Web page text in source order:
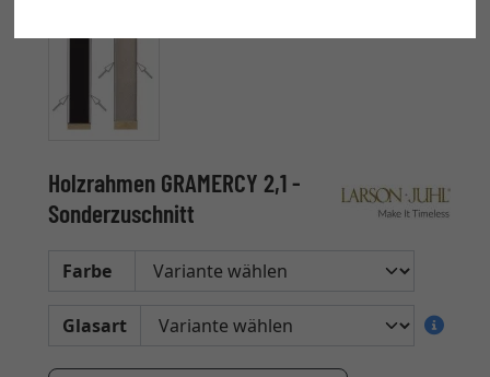
Holzrahmen GRAMERCY 2,1 -
Sonderzuschnitt
Farbe
Glasart